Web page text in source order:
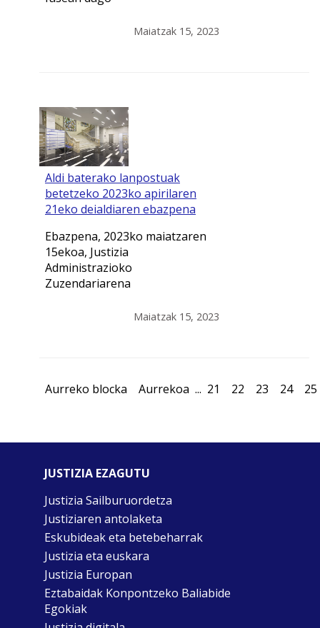
Maiatzak 15, 2023
Aldi baterako lanpostuak
betetzeko 2023ko apirilaren
21eko deialdiaren ebazpena
Ebazpena, 2023ko maiatzaren
15ekoa, Justizia
Administrazioko
Zuzendariarena
Maiatzak 15, 2023
Aurreko blocka Aurrekoa ... 21 22 23 24 25
JUSTIZIA EZAGUTU
Justizia Sailburuordetza
Justiziaren antolaketa
Eskubideak eta betebeharrak
Justizia eta euskara
Justizia Europan
Eztabaidak Konpontzeko Baliabide
Egokiak